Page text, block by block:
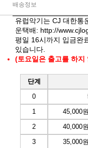
배송정보
유럽악기는 CJ 대한통
운택배: http://
평일 16시까지 입금완
있습니다.
(토요일은 출고를 하지
단계
0
1
45,000
2
40,000
3
35,000